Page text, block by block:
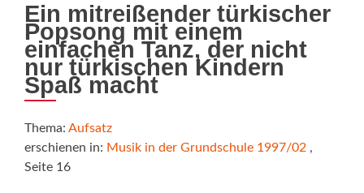
Ein mitreißender türkischer
Popsong mit einem
einfachen Tanz, der nicht
nur türkischen Kindern
Spaß macht
Thema: Aufsatz
erschienen in: Musik in der Grundschule 1997/02 ,
Seite 16